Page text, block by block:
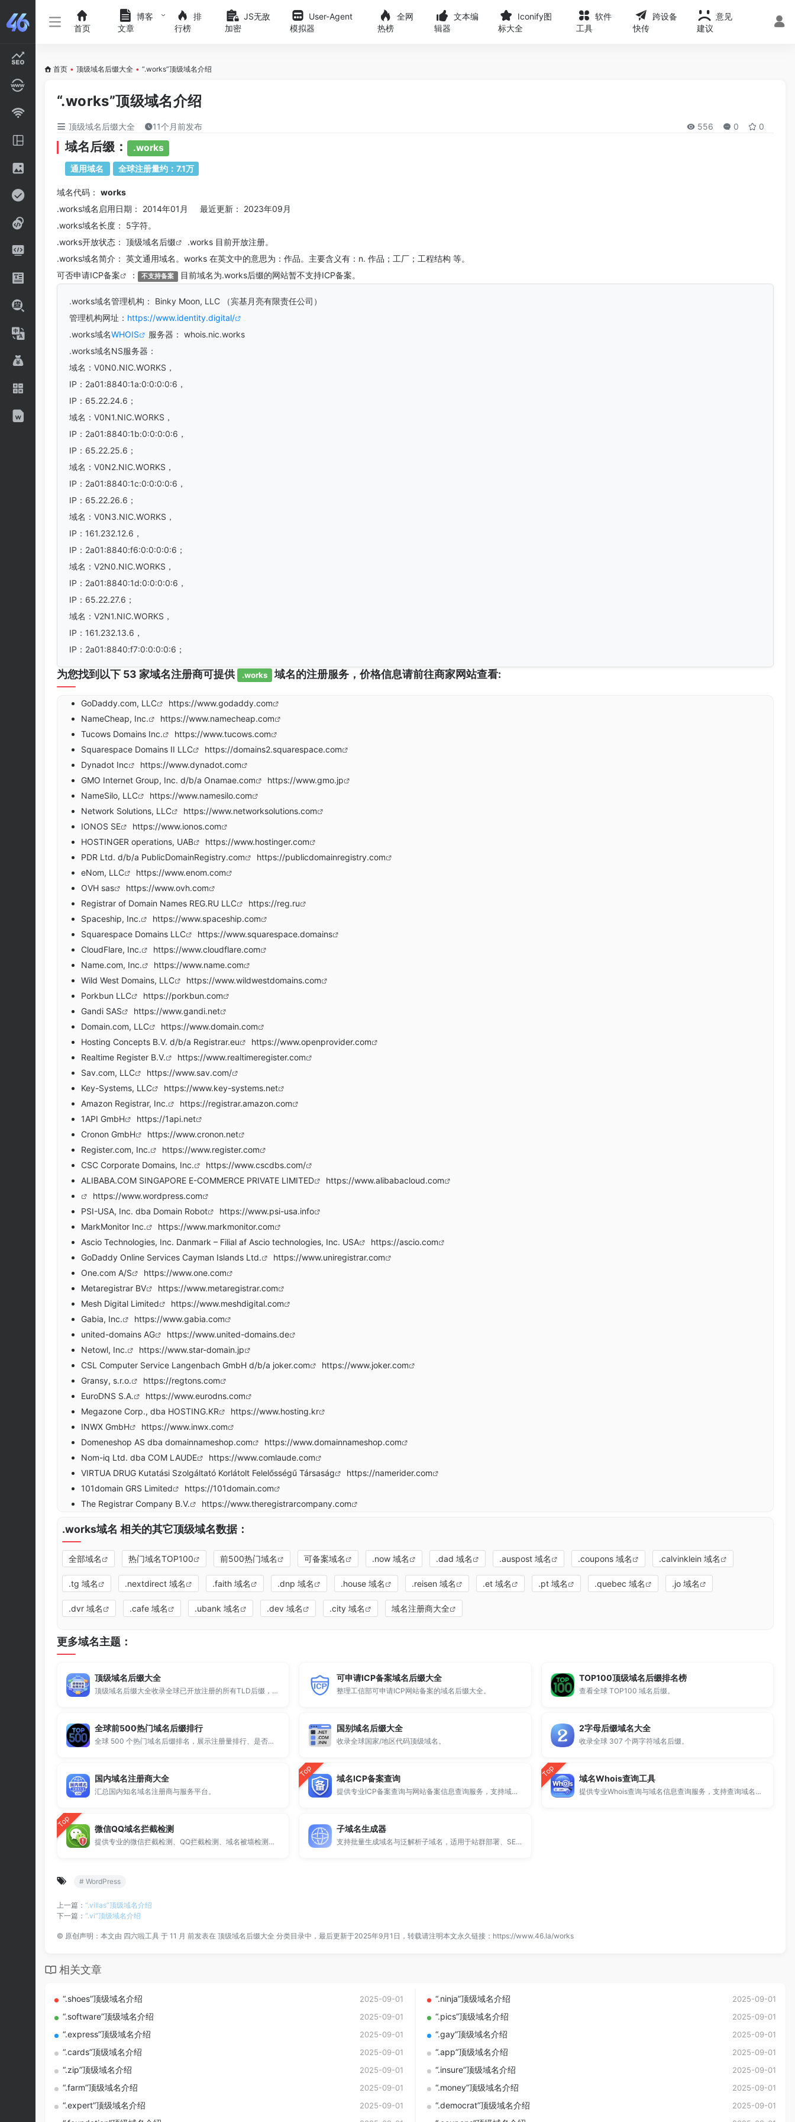
首页
博客
文章
排
行榜
JS无敌
加密
User-Agent
模拟器
全网
热榜
文本编
辑器
Iconify图
标大全
软件
工具
跨设备
快传
意见
建议
首页 • 顶级域名后缀大全 • “.works”顶级域名介绍
“.works”顶级域名介绍
顶级域名后缀大全 11个月前发布 556 0 0
域名后缀： .works
通用域名 全球注册量约：7.1万
域名代码： works
.works域名 启用日期： 2014年01月 最近更新： 2023年09月
.works域名长度： 5字符。
.works开放状态： 顶级域名后缀
.works 目前开放注册。
.works域名简介： 英文通用域名。works 在英文中的意思为：作品。主要含义有：n. 作品；工厂；工程结构 等。
可否申请ICP备案 ： 不支持备案 目前域名为.works后缀的网站暂不支持ICP备案。
.works域名管理机构： Binky Moon, LLC （宾基月亮有限责任公司）
管理机构网址： https://www.identity.digital/
.works域名WHOIS
服务器： whois.nic.works
.works域名NS服务器：
域名：V0N0.NIC.WORKS，
IP：2a01:8840:1a:0:0:0:0:6，
IP：65.22.24.6；
域名：V0N1.NIC.WORKS，
IP：2a01:8840:1b:0:0:0:0:6，
IP：65.22.25.6；
域名：V0N2.NIC.WORKS，
IP：2a01:8840:1c:0:0:0:0:6，
IP：65.22.26.6；
域名：V0N3.NIC.WORKS，
IP：161.232.12.6，
IP：2a01:8840:f6:0:0:0:0:6；
域名：V2N0.NIC.WORKS，
IP：2a01:8840:1d:0:0:0:0:6，
IP：65.22.27.6；
域名：V2N1.NIC.WORKS，
IP：161.232.13.6，
IP：2a01:8840:f7:0:0:0:0:6；
为您找到以下 53 家域名注册商可提供 .works 域名的注册服务，价格信息请前往商家网站查看:
GoDaddy.com, LLC
https://www.godaddy.com
NameCheap, Inc.
https://www.namecheap.com
Tucows Domains Inc.
https://www.tucows.com
Squarespace Domains II LLC
https://domains2.squarespace.com
Dynadot Inc
https://www.dynadot.com
GMO Internet Group, Inc. d/b/a Onamae.com
https://www.gmo.jp
NameSilo, LLC
https://www.namesilo.com
Network Solutions, LLC
https://www.networksolutions.com
IONOS SE
https://www.ionos.com
HOSTINGER operations, UAB
https://www.hostinger.com
PDR Ltd. d/b/a PublicDomainRegistry.com
https://publicdomainregistry.com
eNom, LLC
https://www.enom.com
OVH sas
https://www.ovh.com
Registrar of Domain Names REG.RU LLC
https://reg.ru
Spaceship, Inc.
https://www.spaceship.com
Squarespace Domains LLC
https://www.squarespace.domains
CloudFlare, Inc.
https://www.cloudflare.com
Name.com, Inc.
https://www.name.com
Wild West Domains, LLC
https://www.wildwestdomains.com
Porkbun LLC
https://porkbun.com
Gandi SAS
https://www.gandi.net
Domain.com, LLC
https://www.domain.com
Hosting Concepts B.V. d/b/a Registrar.eu
https://www.openprovider.com
Realtime Register B.V.
https://www.realtimeregister.com
Sav.com, LLC
https://www.sav.com/
Key-Systems, LLC
https://www.key-systems.net
Amazon Registrar, Inc.
https://registrar.amazon.com
1API GmbH
https://1api.net
Cronon GmbH
https://www.cronon.net
Register.com, Inc.
https://www.register.com
CSC Corporate Domains, Inc.
https://www.cscdbs.com/
ALIBABA.COM SINGAPORE E-COMMERCE PRIVATE LIMITED
https://www.alibabacloud.com
https://www.wordpress.com
PSI-USA, Inc. dba Domain Robot
https://www.psi-usa.info
MarkMonitor Inc.
https://www.markmonitor.com
Ascio Technologies, Inc. Danmark – Filial af Ascio technologies, Inc. USA
https://ascio.com
GoDaddy Online Services Cayman Islands Ltd.
https://www.uniregistrar.com
One.com A/S
https://www.one.com
Metaregistrar BV
https://www.metaregistrar.com
Mesh Digital Limited
https://www.meshdigital.com
Gabia, Inc.
https://www.gabia.com
united-domains AG
https://www.united-domains.de
Netowl, Inc.
https://www.star-domain.jp
CSL Computer Service Langenbach GmbH d/b/a joker.com
https://www.joker.com
Gransy, s.r.o.
https://regtons.com
EuroDNS S.A.
https://www.eurodns.com
Megazone Corp., dba HOSTING.KR
https://www.hosting.kr
INWX GmbH
https://www.inwx.com
Domeneshop AS dba domainnameshop.com
https://www.domainnameshop.com
Nom-iq Ltd. dba COM LAUDE
https://www.comlaude.com
VIRTUA DRUG Kutatási Szolgáltató Korlátolt Felelősségű Társaság
https://namerider.com
101domain GRS Limited
https://101domain.com
The Registrar Company B.V.
https://www.theregistrarcompany.com
.works域名 相关的其它顶级域名数据：
全部域名 热门域名TOP100 前500热门域名 可备案域名 .now 域名 .dad 域名 .auspost 域名 .coupons 域名 .calvinklein 域名
.tg 域名 .nextdirect 域名 .faith 域名 .dnp 域名 .house 域名 .reisen 域名 .et 域名 .pt 域名 .quebec 域名 .jo 域名
.dvr 域名 .cafe 域名 .ubank 域名 .dev 域名 .city 域名 域名注册商大全
更多域名主题：
顶级域名后缀大全
顶级域名后缀大全收录全球已开放注册的所有TLD后缀，包括gTLD、ccTLD、品牌域名后缀等。
可申请ICP备案域名后缀大全
整理工信部可申请ICP网站备案的域名后缀大全。
TOP100顶级域名后缀排名榜
查看全球 TOP100 域名后缀。
全球前500热门域名后缀排行
全球 500 个热门域名后缀排名，展示注册量排行、是否可备案、适用范围与用途简介，帮助企业与个人在 2025 年快速选择合适的顶级域名。
国别域名后缀大全
收录全球国家/地区代码顶级域名。
2字母后缀域名大全
收录全球 307 个两字符域名后缀。
国内域名注册商大全
汇总国内知名域名注册商与服务平台。
Top 域名ICP备案查询
提供专业ICP备案查询与网站备案信息查询服务，支持域名备案号查询、网站是否备案检测及备案信息快速获取，适用于站长工具、域名检测与SEO分析。
Top 域名Whois查询工具
提供专业Whois查询与域名信息查询服务，支持查询域名注册信息、注册商、到期时间及DNS记录，适用于域名检测、SEO分析及站长工具使用。
Top 微信QQ域名拦截检测
提供专业的微信拦截检测、QQ拦截检测、域名被墙检测服务，一键查询网站是否被封、被拦截或被限制访问。
子域名生成器
支持批量生成域名与泛解析子域名，适用于站群部署、SEO测试与开发环境使用。
# WordPress
上一篇： “.villas”顶级域名介绍
下一篇： “.vi”顶级域名介绍
© 原创声明：本文由 四六啦工具 于 11 月 前发表在 顶级域名后缀大全 分类目录中，最后更新于2025年9月1日，转载请注明本文永久链接： https://www.46.la/works
相关文章
“.shoes”顶级域名介绍 2025-09-01 “.ninja”顶级域名介绍 2025-09-01
“.software”顶级域名介绍 2025-09-01 “.pics”顶级域名介绍 2025-09-01
“.express”顶级域名介绍 2025-09-01 “.gay”顶级域名介绍 2025-09-01
“.cards”顶级域名介绍 2025-09-01 “.app”顶级域名介绍 2025-09-01
“.zip”顶级域名介绍 2025-09-01 “.insure”顶级域名介绍 2025-09-01
“.farm”顶级域名介绍 2025-09-01 “.money”顶级域名介绍 2025-09-01
“.expert”顶级域名介绍 2025-09-01 “.democrat”顶级域名介绍 2025-09-01